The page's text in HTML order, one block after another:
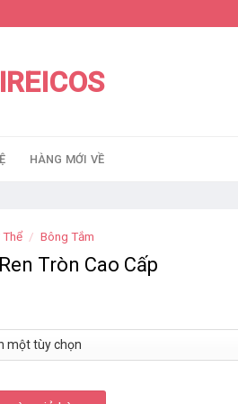
HÀNG MỚI VỀ
Thể / Bông Tắm
Tròn Cao Cấp